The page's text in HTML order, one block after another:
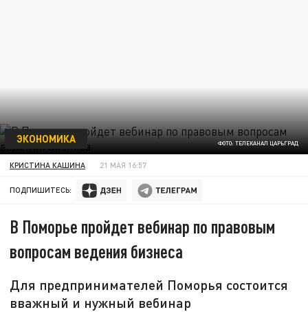
ФОТО: ТЕЛЕКАНАЛ ЦАРЬГРАД
ЭКОНОМИКА
КРИСТИНА КАШИНА 21 МАЯ 16:57
ПОДПИШИТЕСЬ:
В Поморье пройдет вебинар по правовым
вопросам ведения бизнеса
Для предпринимателей Поморья состоится
вважный и нужный вебинар